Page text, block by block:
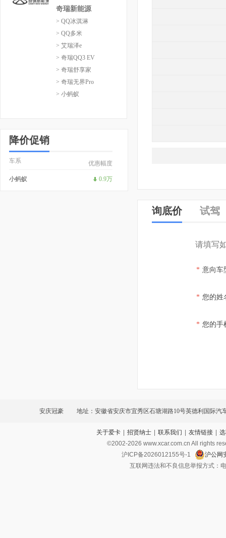
奇瑞新能源
> QQ冰淇淋
> QQ多米
> 艾瑞泽e
> 奇瑞QQ3 EV
> 奇瑞舒享家
> 奇瑞无界Pro
> 小蚂蚁
降价促销
车系 优惠幅度
小蚂蚁 0.9万
询底价 试驾
请填写
* 意向车
* 您的姓
* 您的手
安庆冠豪 地址：安徽省安庆市宜秀区石塘湖路10号英德利国际汽
关于爱卡 | 招贤纳士 | 联系我们 | 友情链接 |
©2002-2026 www.xcar.com.cn All rights
沪ICP备2026012155号-1
沪公网
互联网违法和不良信息举报方式：